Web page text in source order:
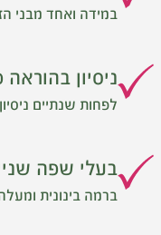
במידה ואחד מבני
ניסיון בהוראה
לפחות שנתיים ניסיון ב-7 השנים האחרונות,
בעלי שפה
ברמה בינונית